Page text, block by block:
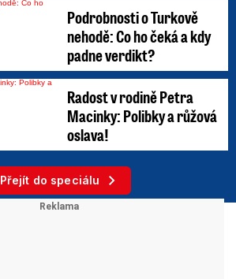
Podrobnosti o Turkově
nehodě: Co ho čeká a kdy
padne verdikt?
Radost v rodině Petra
Macinky: Polibky a růžová
oslava!
Přejít do speciálu